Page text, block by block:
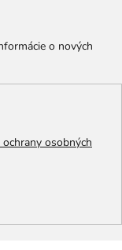
o nových
osobných